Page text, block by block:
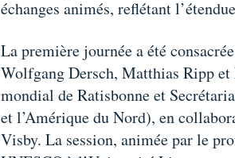
échanges animés, reflétant
La première journée a été
Wolfgang Dersch, Matthias Ripp
mondial de Ratisbonne et
et l’Amérique du Nord), en
Visby. La session, animée par le